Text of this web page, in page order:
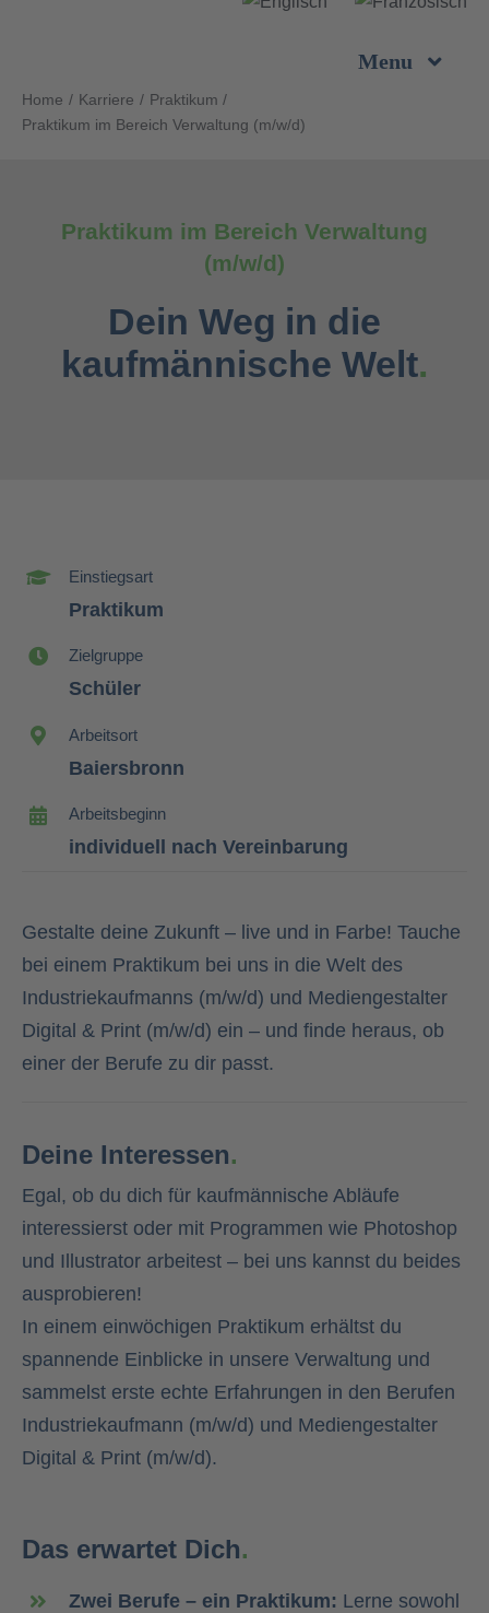
Menu
Unternehmen
Nachhaltigkeit
Home Karriere
Praktikum
Praktikum im Bereich Verwaltung (m/w/d)
Praktikum im Bereich Verwaltung
(m/w/d)
Dein Weg in die
kaufmännische Welt.
Einstiegsart
Praktikum
Zielgruppe
Schüler
Arbeitsort
Baiersbronn
Arbeitsbeginn
individuell nach Vereinbarung
Gestalte deine Zukunft – live und in Farbe! Tauche
bei einem Praktikum bei uns in die Welt des
Industriekaufmanns (m/w/d) und Mediengestalter
Digital & Print (m/w/d) ein – und finde heraus, ob
einer der Berufe zu dir passt.
Deine Interessen.
Egal, ob du dich für kaufmännische Abläufe
interessierst oder mit Programmen wie Photoshop
und Illustrator arbeitest – bei uns kannst du beides
ausprobieren!
In einem einwöchigen Praktikum erhältst du
spannende Einblicke in unsere Verwaltung und
sammelst erste echte Erfahrungen in den Berufen
Industriekaufmann (m/w/d) und Mediengestalter
Digital & Print (m/w/d).
Das erwartet Dich.
Zwei Berufe – ein Praktikum: Lerne sowohl